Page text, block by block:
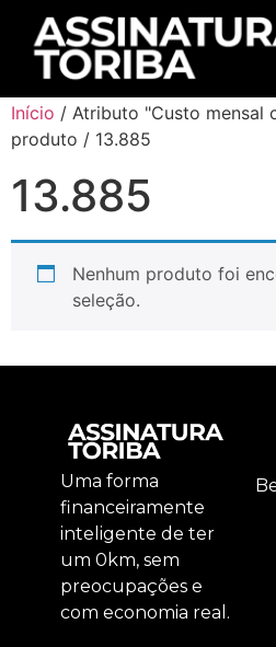
Início / Atributo "Custo mensal
produto / 13.885
13.885
Nenhum produto foi
seleção.
Uma forma
financeiramente
inteligente de ter
um 0km, sem
preocupações e
com economia real.